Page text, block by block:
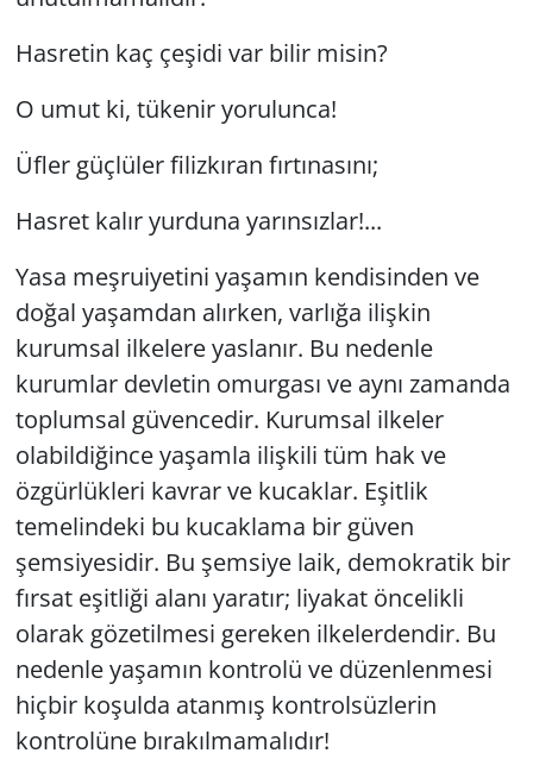
Hasretin kaç çeşidi var bilir misin?
O umut ki, tükenir yorulunca!
Üfler güçlüler filizkıran fırtınasını;
Hasret kalır yurduna yarınsızlar!...
Yasa meşruiyetini yaşamın kendisinden ve
doğal yaşamdan alırken, varlığa ilişkin
kurumsal ilkelere yaslanır. Bu nedenle
kurumlar devletin omurgası ve aynı zamanda
toplumsal güvencedir. Kurumsal ilkeler
olabildiğince yaşamla ilişkili tüm hak ve
özgürlükleri kavrar ve kucaklar. Eşitlik
temelindeki bu kucaklama bir güven
şemsiyesidir. Bu şemsiye laik, demokratik bir
fırsat eşitliği alanı yaratır; liyakat öncelikli
olarak gözetilmesi gereken ilkelerdendir. Bu
nedenle yaşamın kontrolü ve düzenlenmesi
hiçbir koşulda atanmış kontrolsüzlerin
kontrolüne bırakılmamalıdır!